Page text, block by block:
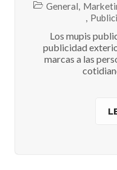
General,
,
Los mupis
publicidad
marcas a las